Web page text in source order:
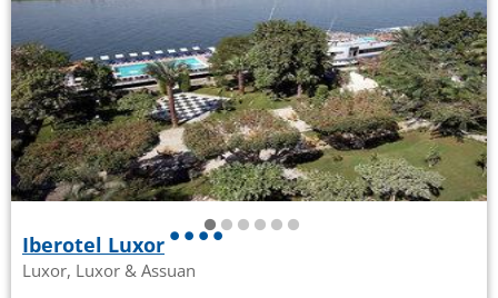
Iberotel Luxor
Luxor, Luxor & Assuan